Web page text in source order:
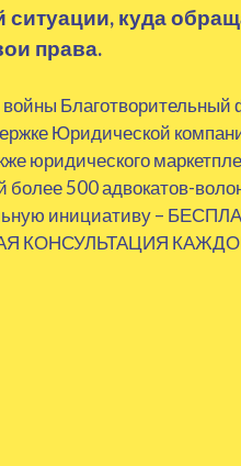
куда
права.
Юридической
юридического
500 адвокатов-
инициативу –
КОНСУЛЬТАЦИЯ